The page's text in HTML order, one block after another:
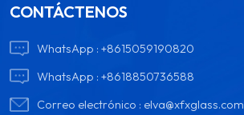
CONTÁCTENOS
WhatsApp :+8615059190820
WhatsApp :+8618850736588
Correo electrónico : elva@xfxglass.com